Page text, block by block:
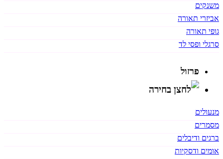
משנקים
אביזרי תאורה
גופי תאורה
סרגלי ופסי לד
פרזול
מנעולים
מסמרים
ברגים ודיבלים
אומים ודסקיות